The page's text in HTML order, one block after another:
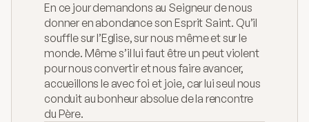
En ce jour demandons au Seigneur de nous
donner en abondance son Esprit Saint. Qu’il
souffle sur l’Eglise, sur nous même et sur le
monde. Même s’il lui faut être un peut violent
pour nous convertir et nous faire avancer,
accueillons le avec foi et joie, car lui seul nous
conduit au bonheur absolue de la rencontre
du Père.